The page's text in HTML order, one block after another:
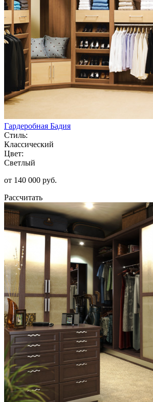
Гардеробная Бадия
Стиль:
Классический
Цвет:
Светлый
от 140 000 руб.
Рассчитать